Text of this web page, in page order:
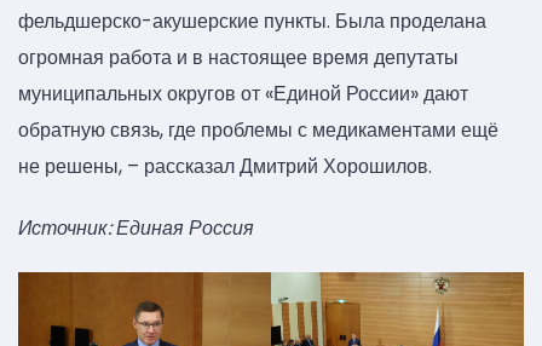
фельдшерско-акушерские пункты. Была проделана
огромная работа и в настоящее время депутаты
муниципальных округов от «Единой России» дают
обратную связь, где проблемы с медикаментами ещё
не решены, – рассказал Дмитрий Хорошилов.
Источник: Единая Россия